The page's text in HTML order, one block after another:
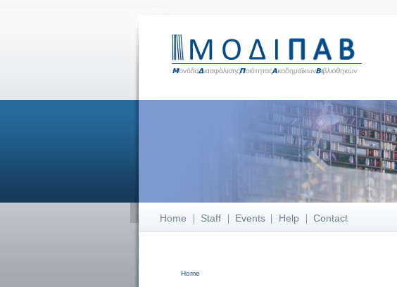
Home Staff Events Help Contact
Home